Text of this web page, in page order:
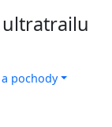
ultratrailu
pochody